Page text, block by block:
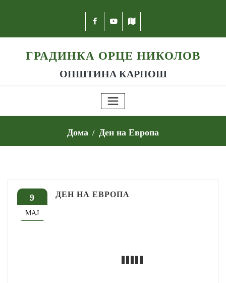
ГРАДИНКА ОРЦЕ НИКОЛОВ
ОПШТИНА КАРПОШ
Дома Ден на Европа
9
МАЈ
ДЕН НА ЕВРОПА